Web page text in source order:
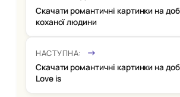
Скачати романтичні картинки на
коханої людини
НАСТУПНА:
Скачати романтичні картинки на
Love is